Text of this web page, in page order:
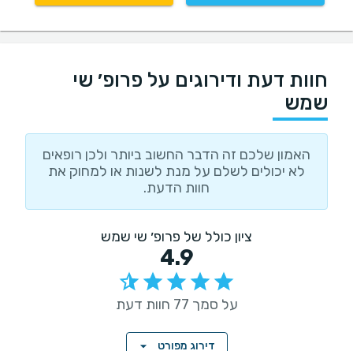
חוות דעת ודירוגים על פרופ׳ שי
שמש
האמון שלכם זה הדבר החשוב ביותר ולכן רופאים
לא יכולים לשלם על מנת לשנות או למחוק את
חוות הדעת.
ציון כולל של פרופ׳ שי שמש
4.9
על סמך 77 חוות דעת
דירוג מפורט